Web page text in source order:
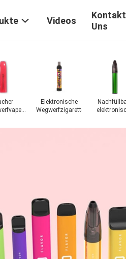
Videos
Uns
Elektronische
Wegwerfzigarette